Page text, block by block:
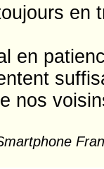
en
en
nos